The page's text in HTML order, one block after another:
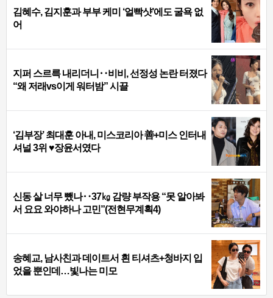
김혜수, 김지훈과 부부 케미 ‘얼빡샷’에도 굴욕 없
어
지퍼 스르륵 내리더니‥비비, 선정성 논란 터졌다
“왜 저래vs이게 워터밤” 시끌
‘김부장’ 최대훈 아내, 미스코리아 善+미스 인터내
셔널 3위 ♥장윤서였다
신동 살 너무 뺐나‥37㎏ 감량 부작용 “못 알아봐
서 요요 와야하나 고민”(전현무계획4)
송혜교, 남사친과 데이트서 흰 티셔츠+청바지 입
었을 뿐인데…빛나는 미모